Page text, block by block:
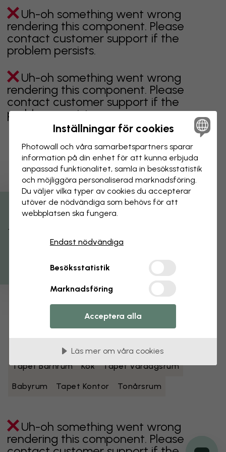
Uh-oh something went wrong
rendering this component. Please
contact customer support if the
problem persists.
Uh-oh something went wrong
rendering this component. Please
contact customer support if the
problem persists.
Visar sidan 1 av 5 sidor
Utforska fler kategorier
Svartvita tapeter Blå tapeter
Gröna tapeter Grå tapeter
Flerfärgade tapeter Oranga tapeter
Rosa tapeter Lila tapeter Röda tapeter
Turkosa tapeter Gula tapeter
Tapet Sovrum Matsal
Tapet Barnrum Kök Tapet Vardagsrum
Babyrum Tapet Kontor Tonårsrum
Uh-oh something went wrong
rendering this component. Please
Få 15% rabatt
Inställningar för cookies
Photowall och våra samarbets­partners sparar
information på din enhet för att kunna erbjuda
anpassad funktionalitet, samla in besöks­statistik
och möjliggöra personaliserad marknads­föring.
Du väljer vilka typer av cookies du accepterar
utöver de nödvändiga som behövs för att
webbplatsen ska fungera.
Endast nödvändiga
Besöksstatistik
Marknadsföring
Acceptera alla
Läs mer om våra cookies